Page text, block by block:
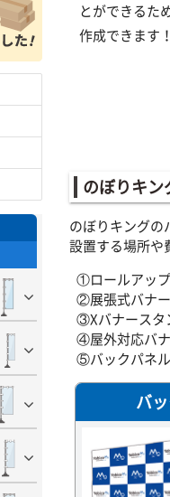
とができるた
作成できます！
のぼりキン
のぼりキングの
設置する場所や
①ロールアッ
②展張式バナ
③Xバナースタ
④屋外対応バ
⑤バックパネル
バ